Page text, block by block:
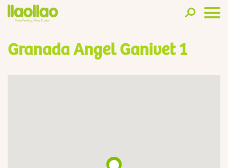
Granada Angel Ganivet 1